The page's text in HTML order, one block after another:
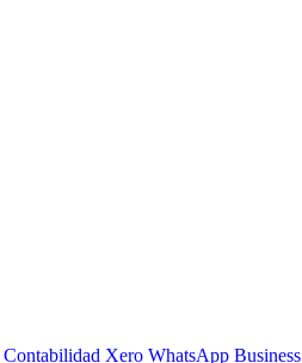
Contabilidad Xero WhatsApp Business